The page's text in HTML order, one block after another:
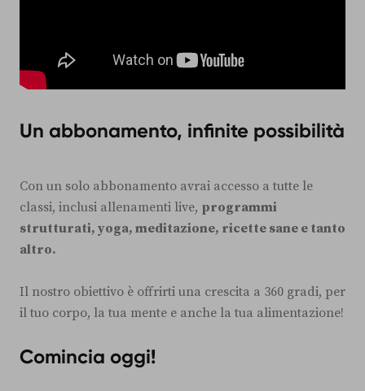
Un abbonamento, infinite possibilità
Con un solo abbonamento avrai accesso a tutte le
classi, inclusi allenamenti live, programmi
strutturati, yoga, meditazione, ricette sane e tanto
altro.
Il nostro obiettivo è offrirti una crescita a 360 gradi, per
il tuo corpo, la tua mente e anche la tua alimentazione!
Comincia oggi!